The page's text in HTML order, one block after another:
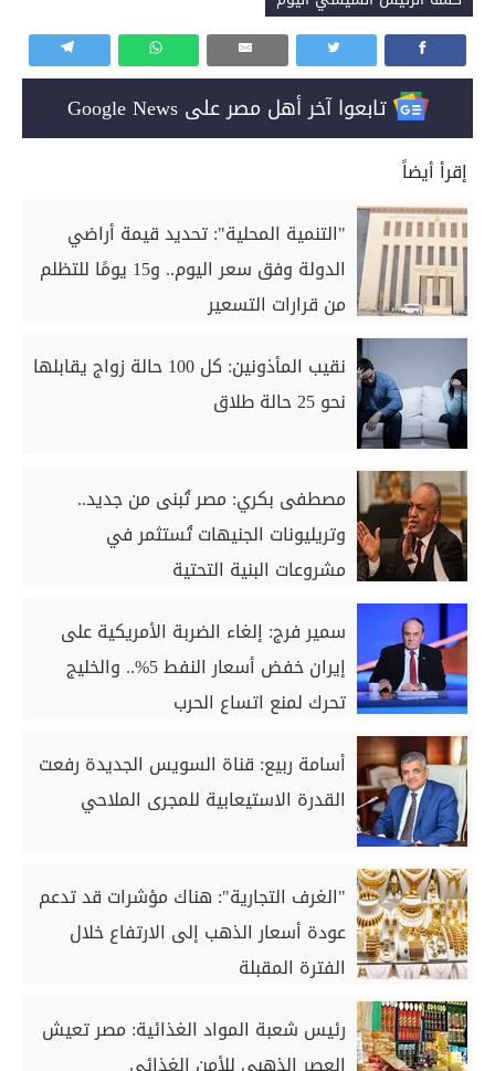
تابعوا آخر أهل مصر على Google News
إقرأ أيضاً
"التنمية المحلية": تحديد قيمة أراضي
الدولة وفق سعر اليوم.. و15 يومًا للتظلم
من قرارات التسعير
نقيب المأذونين: كل 100 حالة زواج يقابلها
نحو 25 حالة طلاق
مصطفى بكري: مصر تُبنى من جديد..
وتريليونات الجنيهات تُستثمر في
مشروعات البنية التحتية
سمير فرج: إلغاء الضربة الأمريكية على
إيران خفض أسعار النفط 5%.. والخليج
تحرك لمنع اتساع الحرب
أسامة ربيع: قناة السويس الجديدة رفعت
القدرة الاستيعابية للمجرى الملاحي
"الغرف التجارية": هناك مؤشرات قد تدعم
عودة أسعار الذهب إلى الارتفاع خلال
الفترة المقبلة
رئيس شعبة المواد الغذائية: مصر تعيش